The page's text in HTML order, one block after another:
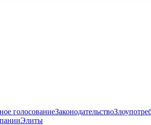
голосованиеЗаконодательство
Элиты